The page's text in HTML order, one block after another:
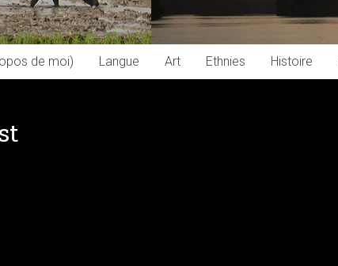
de moi) Langue Art Ethnies Histoire